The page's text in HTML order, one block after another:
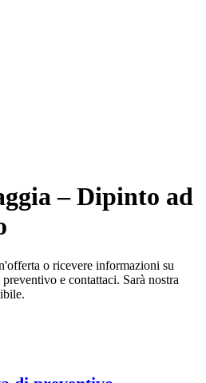
– Dipinto ad
o ricevere informazioni su
e contattaci. Sarà nostra